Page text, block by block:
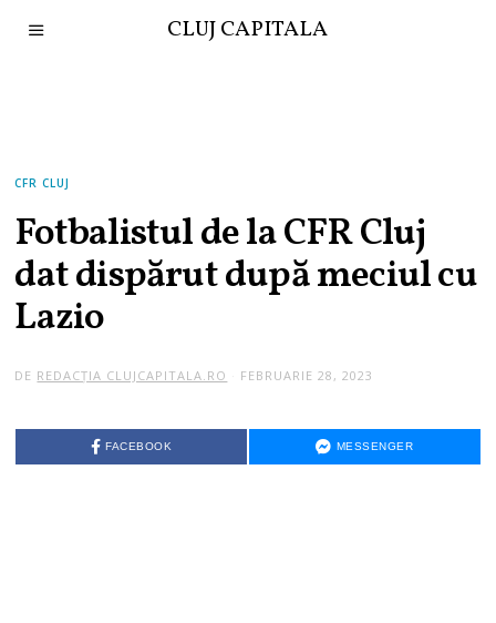
CLUJ CAPITALA
CFR CLUJ
Fotbalistul de la CFR Cluj
dat dispărut după meciul cu
Lazio
DE REDACȚIA CLUJCAPITALA.RO FEBRUARIE 28, 2023
FACEBOOK MESSENGER